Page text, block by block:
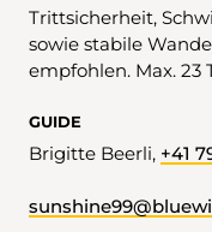
Trittsicherheit,
sowie stabile
empfohlen. Max. 23
GUIDE
Brigitte Beerli, +41